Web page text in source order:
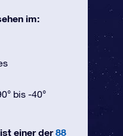
im:
bis -40°
einer der88